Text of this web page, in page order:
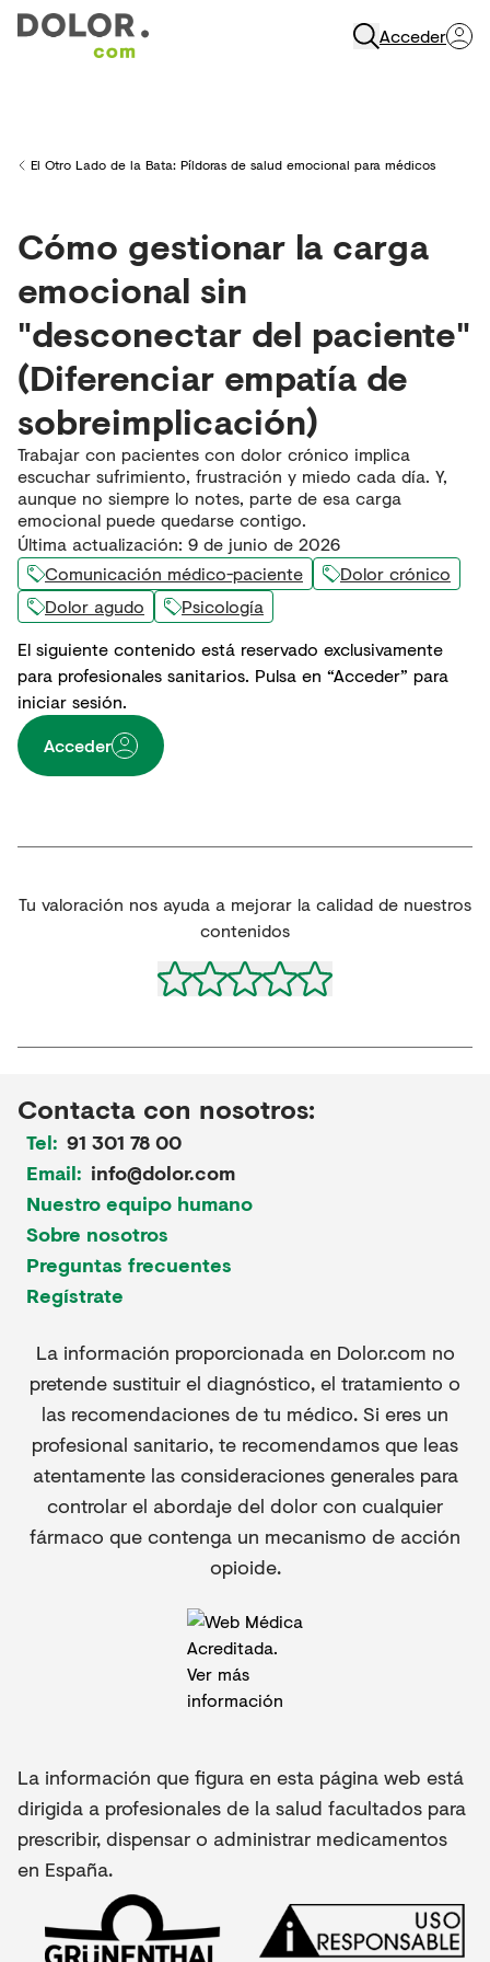
Acceder
Back to
El Otro Lado de la Bata: Píldoras de salud emocional para médicos
Cómo gestionar la carga
emocional sin
"desconectar del paciente"
(Diferenciar empatía de
sobreimplicación)
Trabajar con pacientes con dolor crónico implica
escuchar sufrimiento, frustración y miedo cada día. Y,
aunque no siempre lo notes, parte de esa carga
emocional puede quedarse contigo.
Última actualización: 9 de junio de 2026
Comunicación médico-paciente
Dolor crónico
Dolor agudo
Psicología
El siguiente contenido está reservado exclusivamente
para profesionales sanitarios. Pulsa en “Acceder” para
iniciar sesión.
Acceder
Tu valoración nos ayuda a mejorar la calidad de nuestros
contenidos
Contacta con nosotros:
Tel: 91 301 78 00
Email: info@dolor.com
Nuestro equipo humano
Sobre nosotros
Preguntas frecuentes
Regístrate
La información proporcionada en Dolor.com no
pretende sustituir el diagnóstico, el tratamiento o
las recomendaciones de tu médico. Si eres un
profesional sanitario, te recomendamos que leas
atentamente las consideraciones generales para
controlar el abordaje del dolor con cualquier
fármaco que contenga un mecanismo de acción
opioide.
La información que figura en esta página web está
dirigida a profesionales de la salud facultados para
prescribir, dispensar o administrar medicamentos
en España.